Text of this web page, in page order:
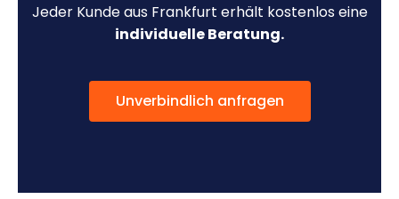
Jeder Kunde aus Frankfurt erhält kostenlos eine
individuelle Beratung.
Unverbindlich anfragen